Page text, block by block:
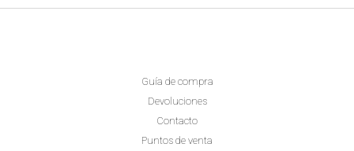
Guía de compra
Devoluciones
Contacto
Puntos de venta